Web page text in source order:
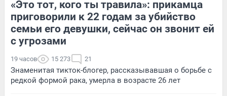
«Это тот, кого ты травила»: прикамца
приговорили к 22 годам за убийство
семьи его девушки, сейчас он звонит ей
с угрозами
19 часов 15 273 21
Знаменитая тикток-блогер, рассказывавшая о борьбе с
редкой формой рака, умерла в возрасте 26 лет